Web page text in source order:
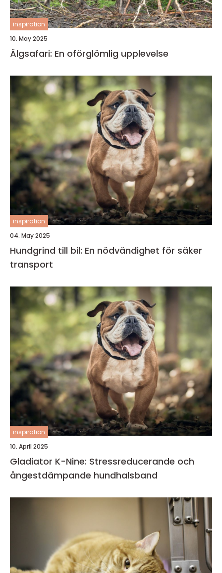
inspiration
10. May 2025
Älgsafari: En oförglömlig upplevelse
inspiration
04. May 2025
Hundgrind till bil: En nödvändighet för säker
transport
inspiration
10. April 2025
Gladiator K-Nine: Stressreducerande och
ångestdämpande hundhalsband